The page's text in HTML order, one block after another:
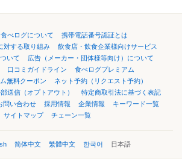
食べログについて
携帯電話番号認証とは
対する取り組み
飲食店・飲食企業様向けサービス
いて
広告（メーカー・団体様等向け）について
口コミガイドライン
食べログプレミアム
無料クーポン
ネット予約（リクエスト予約）
送信（オプトアウト）
特定商取引法に基づく表記
問い合わせ 採用情報 企業情報
キーワード一覧
サイトマップ
チェーン一覧
简体中文 繁體中文 한국어 日本語